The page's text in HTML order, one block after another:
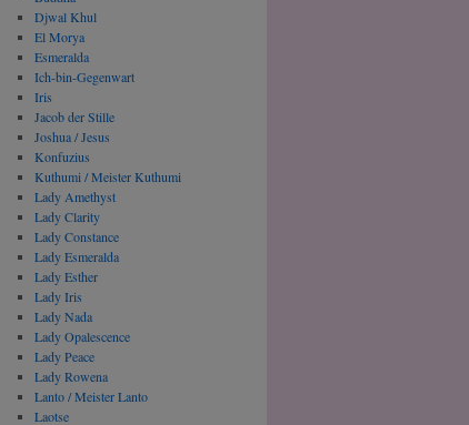
Djwal Khul
El Morya
Esmeralda
Ich-bin-Gegenwart
Iris
Jacob der Stille
Joshua / Jesus
Konfuzius
Kuthumi / Meister Kuthumi
Lady Amethyst
Lady Clarity
Lady Constance
Lady Esmeralda
Lady Esther
Lady Iris
Lady Nada
Lady Opalescence
Lady Peace
Lady Rowena
Lanto / Meister Lanto
Laotse